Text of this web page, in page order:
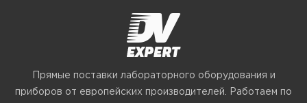
Прямые поставки лабораторного оборудования и
приборов от европейских производителей. Работаем по